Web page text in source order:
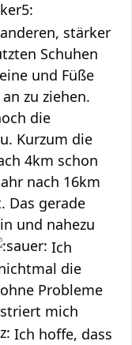
stärker
Schuhen
und Füße
zu ziehen.
die
Kurzum die
4km schon
nach 16km
Das gerade
und nahezu
Ich
die
Probleme
mich
Ich hoffe, dass